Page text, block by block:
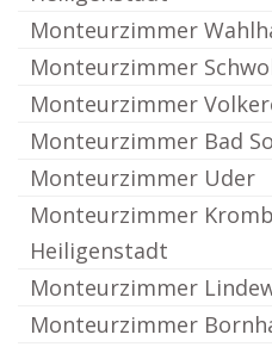
Monteurzimmer
Monteurzimmer
Monteurzimmer
Monteurzimmer Bad
Monteurzimmer Uder
Monteurzimmer
Heiligenstadt
Monteurzimmer
Monteurzimmer